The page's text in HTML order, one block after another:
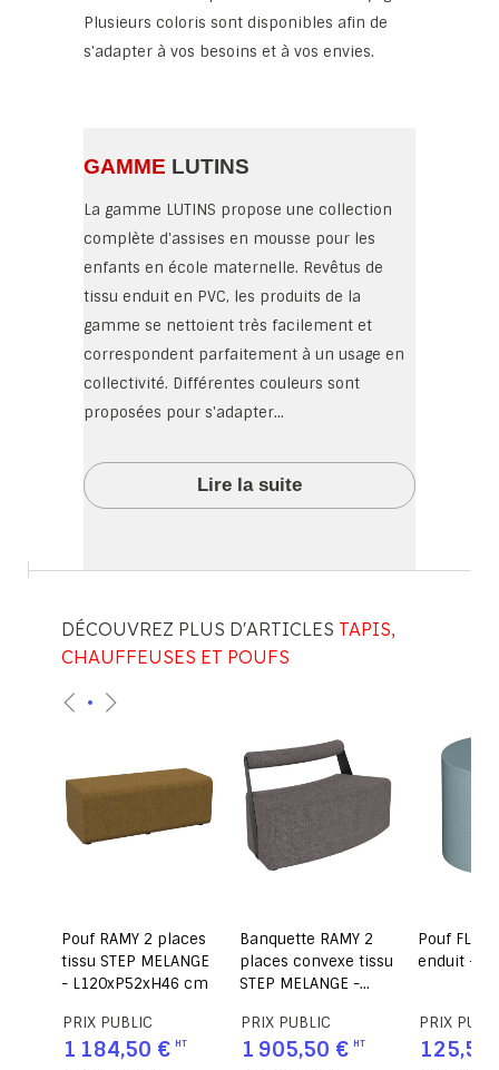
Plusieurs coloris sont disponibles afin de
s'adapter à vos besoins et à vos envies.
GAMME LUTINS
La gamme LUTINS propose une collection
complète d'assises en mousse pour les
enfants en école maternelle. Revêtus de
tissu enduit en PVC, les produits de la
gamme se nettoient très facilement et
correspondent parfaitement à un usage en
collectivité. Différentes couleurs sont
proposées pour s'adapter...
Lire la suite
DÉCOUVREZ PLUS D'ARTICLES TAPIS,
CHAUFFEUSES ET POUFS
Pouf RAMY 2 places
tissu STEP MELANGE
- L120xP52xH46 cm
PRIX PUBLIC
1 184,50 €
Banquette RAMY 2
places convexe tissu
STEP MELANGE -
PRIX PUBLIC
1 905,50 €
Pouf
enduit -
PRIX
125,50